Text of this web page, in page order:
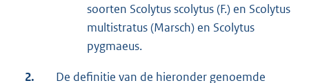
soorten Scolytus scolytus (F.) en Scolytus
multistratus (Marsch) en Scolytus
pygmaeus.
2. De definitie van de hieronder genoemde